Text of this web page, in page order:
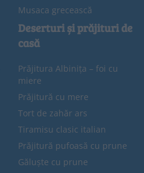
Musaca grecească
Deserturi și prăjituri de
casă
Prăjitura Albinița – foi cu
miere
Prăjitură cu mere
Tort de zahăr ars
Tiramisu clasic italian
Prăjitură pufoasă cu prune
Găluște cu prune